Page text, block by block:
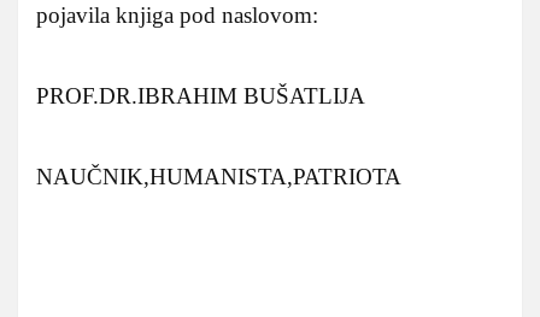
pojavila knjiga pod naslovom:
PROF.DR.IBRAHIM BUŠATLIJA
NAUČNIK,HUMANISTA,PATRIOTA